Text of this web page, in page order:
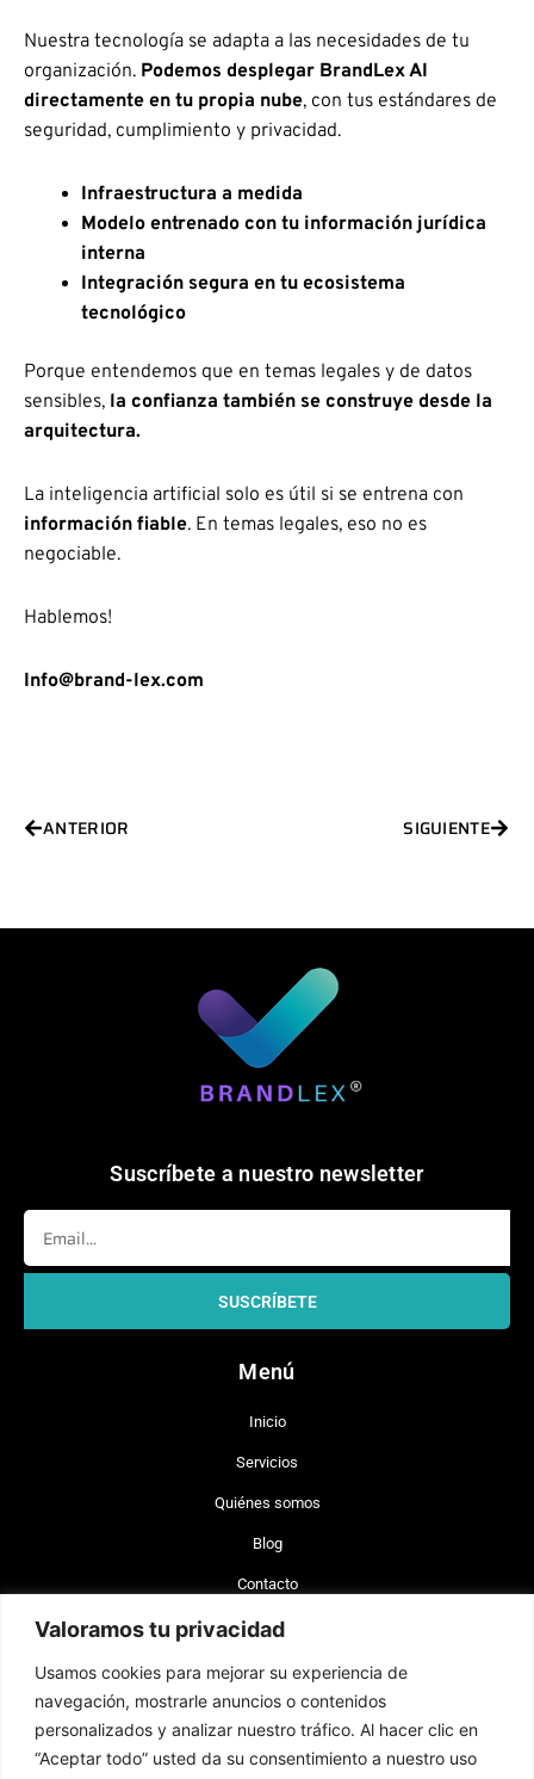
Valoramos tu privacidad
Usamos cookies para mejorar su experiencia de
navegación, mostrarle anuncios o contenidos
personalizados y analizar nuestro tráfico. Al hacer clic en
“Aceptar todo” usted da su consentimiento a nuestro uso
Nuestra tecnología se adapta a las necesidades de tu
organización. Podemos desplegar BrandLex AI
directamente en tu propia nube, con tus estándares de
seguridad, cumplimiento y privacidad.
Infraestructura a medida
Modelo entrenado con tu información jurídica
interna
Integración segura en tu ecosistema
tecnológico
Porque entendemos que en temas legales y de datos
sensibles, la confianza también se construye desde la
arquitectura.
La inteligencia artificial solo es útil si se entrena con
información fiable. En temas legales, eso no es
negociable.
Hablemos!
Info@brand-lex.com
ANTERIOR SIGUIENTE
Suscríbete a nuestro newsletter
SUSCRÍBETE
Menú
Inicio
Servicios
Quiénes somos
Blog
Contacto
+56 977 642 660 (Chile)
+34 744 743 462 (España)
info@brand-lex.com
Badajoz 100, of. 820 Las Condes, Santiago, Chile (CP 7560908)
Plaza Sn. Cristóbal 14, Alicante, España (CP 03002).